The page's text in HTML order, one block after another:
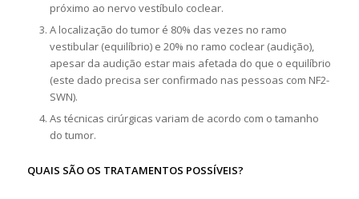
próximo ao nervo vestíbulo coclear.
A localização do tumor é 80% das vezes no ramo
vestibular (equilíbrio) e 20% no ramo coclear (audição),
apesar da audição estar mais afetada do que o equilíbrio
(este dado precisa ser confirmado nas pessoas com NF2-
SWN).
As técnicas cirúrgicas variam de acordo com o tamanho
do tumor.
QUAIS SÃO OS TRATAMENTOS POSSÍVEIS?